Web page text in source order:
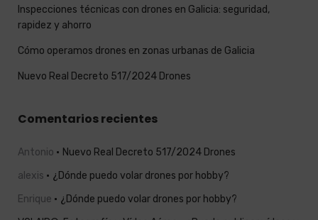
Inspecciones técnicas con drones en Galicia: seguridad,
rapidez y ahorro
Cómo operamos drones en zonas urbanas de Galicia
Nuevo Real Decreto 517/2024 Drones
Comentarios recientes
Antonio
Nuevo Real Decreto 517/2024 Drones
alexis
¿Dónde puedo volar drones por hobby?
Enrique
¿Dónde puedo volar drones por hobby?